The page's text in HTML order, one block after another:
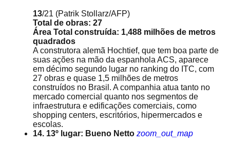
13/21 (Patrik Stollarz/AFP)
Total de obras: 27
Área Total construída: 1,488 milhões de metros
quadrados
A construtora alemã Hochtief, que tem boa parte de
suas ações na mão da espanhola ACS, aparece
em décimo segundo lugar no ranking do ITC, com
27 obras e quase 1,5 milhões de metros
construídos no Brasil. A companhia atua tanto no
mercado comercial quanto nos segmentos de
infraestrutura e edificações comerciais, como
shopping centers, escritórios, hipermercados e
escolas.
14. 13º lugar: Bueno Netto zoom_out_map